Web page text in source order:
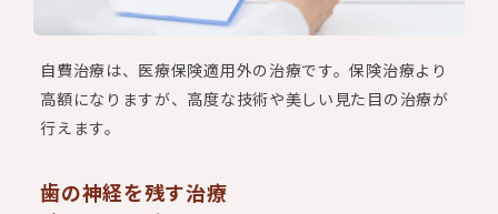
自費治療は、医療保険適用外の治療です。保険治療より
高額になりますが、高度な技術や美しい見た目の治療が
行えます。
歯の神経を残す治療